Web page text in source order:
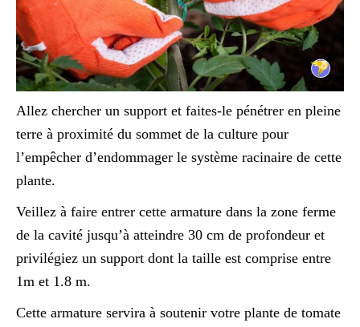
Allez chercher un support et faites-le pénétrer en pleine
terre à proximité du sommet de la culture pour
l’empêcher d’endommager le système racinaire de cette
plante.
Veillez à faire entrer cette armature dans la zone ferme
de la cavité jusqu’à atteindre 30 cm de profondeur et
privilégiez un support dont la taille est comprise entre
1m et 1.8 m.
Cette armature servira à soutenir votre plante de tomate